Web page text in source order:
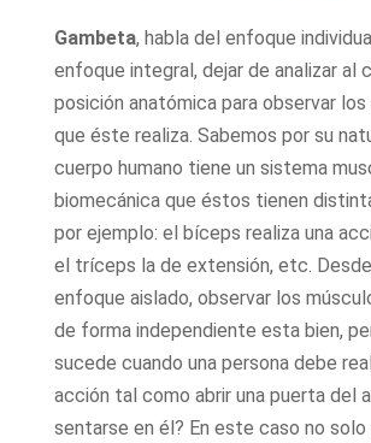
Gambeta, habla del enfoque
enfoque integral, dejar de analizar al
posición anatómica para observar
que éste realiza. Sabemos por su
cuerpo humano tiene un sistema
biomecánica que éstos tienen
por ejemplo: el bíceps realiza una
el tríceps la de extensión, etc.
enfoque aislado, observar los
de forma independiente esta bien,
sucede cuando una persona debe
acción tal como abrir una puerta del
sentarse en él? En este caso no solo